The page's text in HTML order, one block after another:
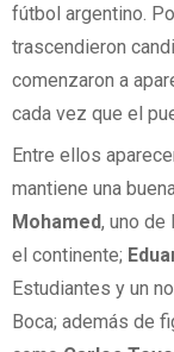
fútbol argentino.
trascendieron
comenzaron a
cada vez que el
Entre ellos
mantiene una
Mohamed, uno de
el continente;
Estudiantes y un
Boca; además de